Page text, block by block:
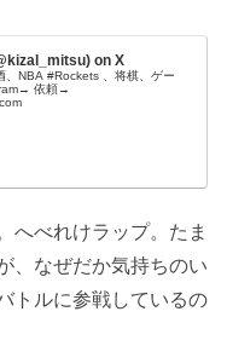
on X
、NBA #Rockets 、将棋、ゲー
へべれけラップ。たま
、なぜだか気持ちのい
トルに参戦しているの